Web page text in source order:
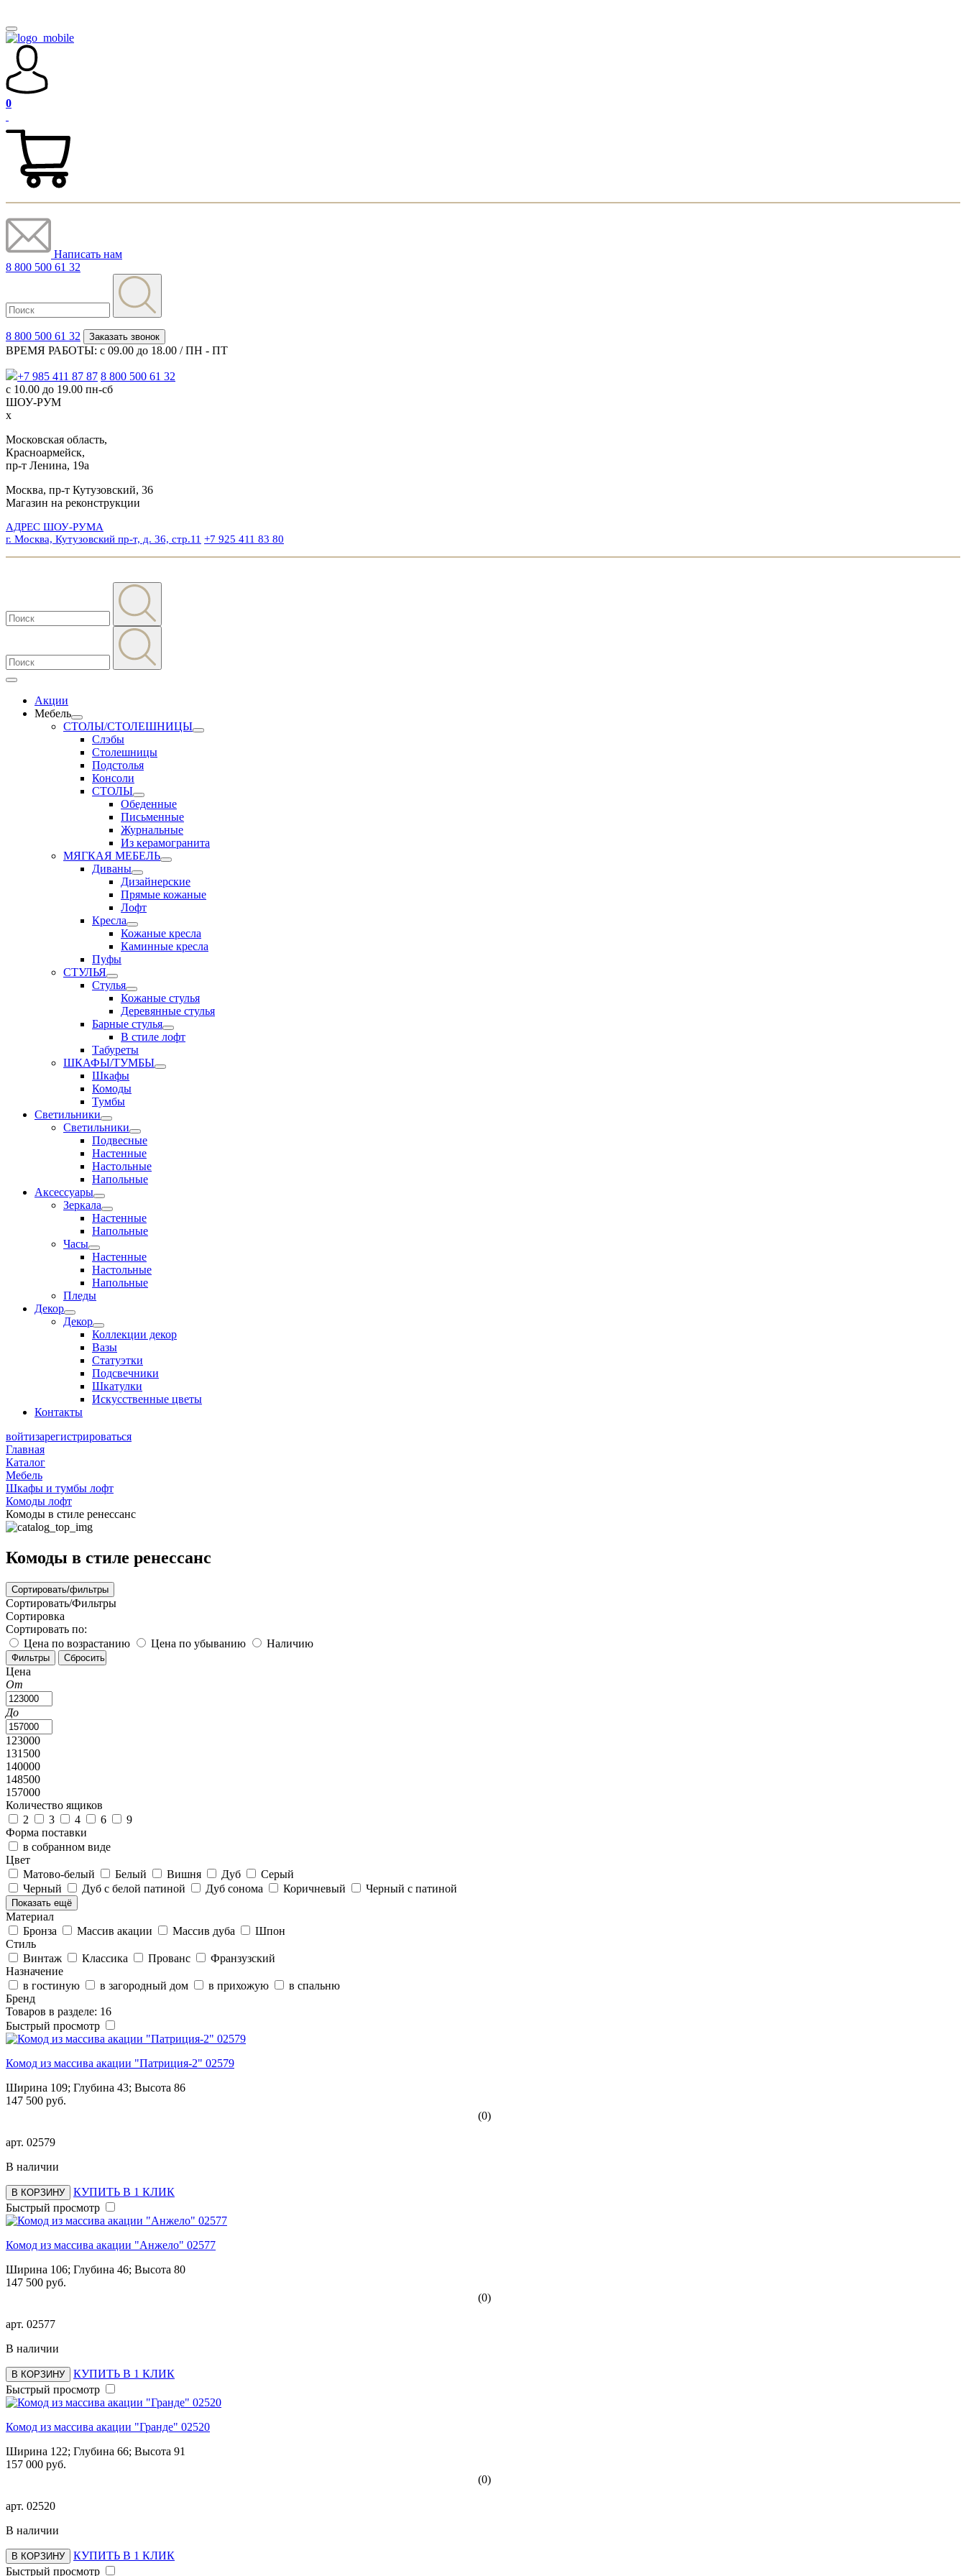
0
Написать нам
8 800 500 61 32
8 800 500 61 32 Заказать звонок
ВРЕМЯ РАБОТЫ: с 09.00 до 18.00 / ПН - ПТ
+7 985 411 87 87 8 800 500 61 32
с 10.00 до 19.00 пн-сб
ШОУ-РУМ
x
Московская область,
Красноармейск,
пр-т Ленина, 19а
Москва, пр-т Кутузовский, 36
Магазин на реконструкции
АДРЕС ШОУ-РУМА
г. Москва, Кутузовский пр-т, д. 36, стр.11 +7 925 411 83 80
Акции
Мебель
СТОЛЫ/СТОЛЕШНИЦЫ
Слэбы
Столешницы
Подстолья
Консоли
СТОЛЫ
Обеденные
Письменные
Журнальные
Из керамогранита
МЯГКАЯ МЕБЕЛЬ
Диваны
Дизайнерские
Прямые кожаные
Лофт
Кресла
Кожаные кресла
Каминные кресла
Пуфы
СТУЛЬЯ
Стулья
Кожаные стулья
Деревянные стулья
Барные стулья
В стиле лофт
Табуреты
ШКАФЫ/ТУМБЫ
Шкафы
Комоды
Тумбы
Светильники
Светильники
Подвесные
Настенные
Настольные
Напольные
Аксессуары
Зеркала
Настенные
Напольные
Часы
Настенные
Настольные
Напольные
Пледы
Декор
Декор
Коллекции декор
Вазы
Статуэтки
Подсвечники
Шкатулки
Искусственные цветы
Контакты
войтизарегистрироваться
Главная
Каталог
Мебель
Шкафы и тумбы лофт
Комоды лофт
Комоды в стиле ренессанс
Комоды в стиле ренессанс
Сортировать/фильтры
Сортировать/Фильтры
Сортировка
Сортировать по:
Цена по возрастанию
Цена по убыванию Наличию
Цена
От
До
123000
131500
140000
148500
157000
Количество ящиков
2
3 4 6
9
Форма поставки
в собранном виде
Цвет
Матово-белый
Белый Вишня Дуб
Серый
Черный
Дуб с белой патиной Дуб сонома Коричневый Черный с патиной
Показать ещё
Материал
Бронза
Массив акации Массив дуба
Шпон
Стиль
Винтаж
Классика Прованс
Франзузский
Назначение
в гостиную
в загородный дом в прихожую
в спальню
Бренд
Товаров в разделе: 16
Быстрый просмотр
Комод из массива акации "Патриция-2" 02579
Ширина 109; Глубина 43; Высота 86
147 500 руб.
(0)
арт. 02579
В наличии
В КОРЗИНУ
КУПИТЬ В 1 КЛИК
Быстрый просмотр
Комод из массива акации "Анжело" 02577
Ширина 106; Глубина 46; Высота 80
147 500 руб.
(0)
арт. 02577
В наличии
В КОРЗИНУ
КУПИТЬ В 1 КЛИК
Быстрый просмотр
Комод из массива акации "Гранде" 02520
Ширина 122; Глубина 66; Высота 91
157 000 руб.
(0)
арт. 02520
В наличии
В КОРЗИНУ
КУПИТЬ В 1 КЛИК
Быстрый просмотр